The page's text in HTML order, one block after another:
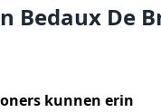
Bedaux De
kunnen erin